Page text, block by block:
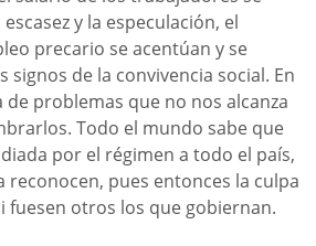
y la especulación, el
precario se acentúan y se
de la convivencia social. En
de problemas que no nos alcanza
Todo el mundo sabe que
por el régimen a todo el país,
reconocen, pues entonces la culpa
fuesen otros los que gobiernan.